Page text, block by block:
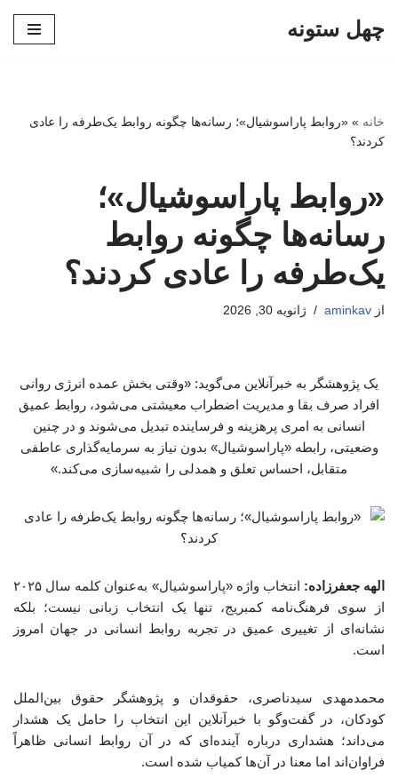
چهل ستونه
خانه » «روابط پاراسوشیال»؛ رسانه‌ها چگونه روابط یک‌طرفه را عادی
کردند؟
«روابط پاراسوشیال»؛
رسانه‌ها چگونه روابط
یک‌طرفه را عادی کردند؟
از aminkav ژانویه 30, 2026
یک پژوهشگر به خبرآنلاین می‌گوید: «وقتی بخش عمده انرژی روانی
افراد صرف بقا و مدیریت اضطراب معیشتی می‌شود، روابط عمیق
انسانی به امری پرهزینه و فرساینده تبدیل می‌شوند و در چنین
وضعیتی، رابطه «پاراسوشیال» بدون نیاز به سرمایه‌گذاری عاطفی
متقابل، احساس تعلق و همدلی را شبیه‌سازی می‌کند.»
الهه جعفرزاده:
انتخاب واژه «پاراسوشیال» به‌عنوان کلمه سال ۲۰۲۵
از سوی فرهنگ‌نامه کمبریج، تنها یک انتخاب زبانی نیست؛ بلکه
نشانه‌ای از تغییری عمیق در تجربه روابط انسانی در جهان امروز
است.
محمدمهدی سیدناصری، حقوقدان و پژوهشگر حقوق بین‌الملل
کودکان، در گفت‌وگو با خبرآنلاین این انتخاب را حامل یک هشدار
می‌داند؛ هشداری درباره آینده‌ای که در آن روابط انسانی ظاهراً
فراوان‌اند اما معنا در آن‌ها کمیاب شده است.